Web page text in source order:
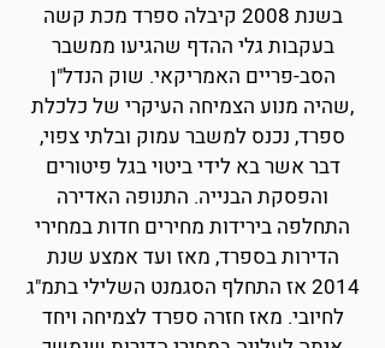
בשנת 2008 קיבלה ספרד מכת קשה
בעקבות גלי ההדף שהגיעו ממשבר
הסב-פריים האמריקאי. שוק הנדל"ן
,שהיה מנוע הצמיחה העיקרי של כלכלת
ספרד, נכנס למשבר עמוק ובלתי צפוי,
דבר אשר בא לידי ביטוי בגל פיטורים
והפסקת הבנייה. התנופה האדירה
התחלפה בירידות מחירים חדות במחירי
הדירות בספרד, מאז ועד אמצע שנת
2014 אז התחלף הסגמנט השלילי בתמ"ג
לחיובי. מאז חזרה ספרד לצמיחה ויחד